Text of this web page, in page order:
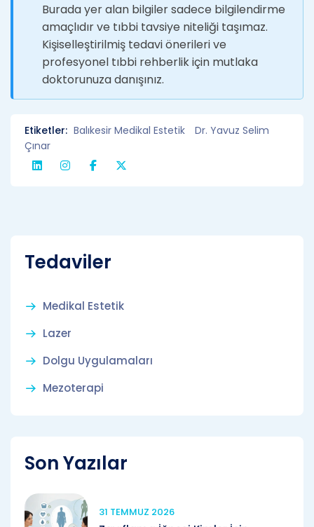
Burada yer alan bilgiler sadece bilgilendirme
amaçlıdır ve tıbbi tavsiye niteliği taşımaz.
Kişiselleştirilmiş tedavi önerileri ve
profesyonel tıbbi rehberlik için mutlaka
doktorunuza danışınız.
Etiketler: Balıkesir Medikal Estetik
Dr. Yavuz Selim
Çınar
Tedaviler
Medikal Estetik
Lazer
Dolgu Uygulamaları
Mezoterapi
Son Yazılar
31 TEMMUZ 2026